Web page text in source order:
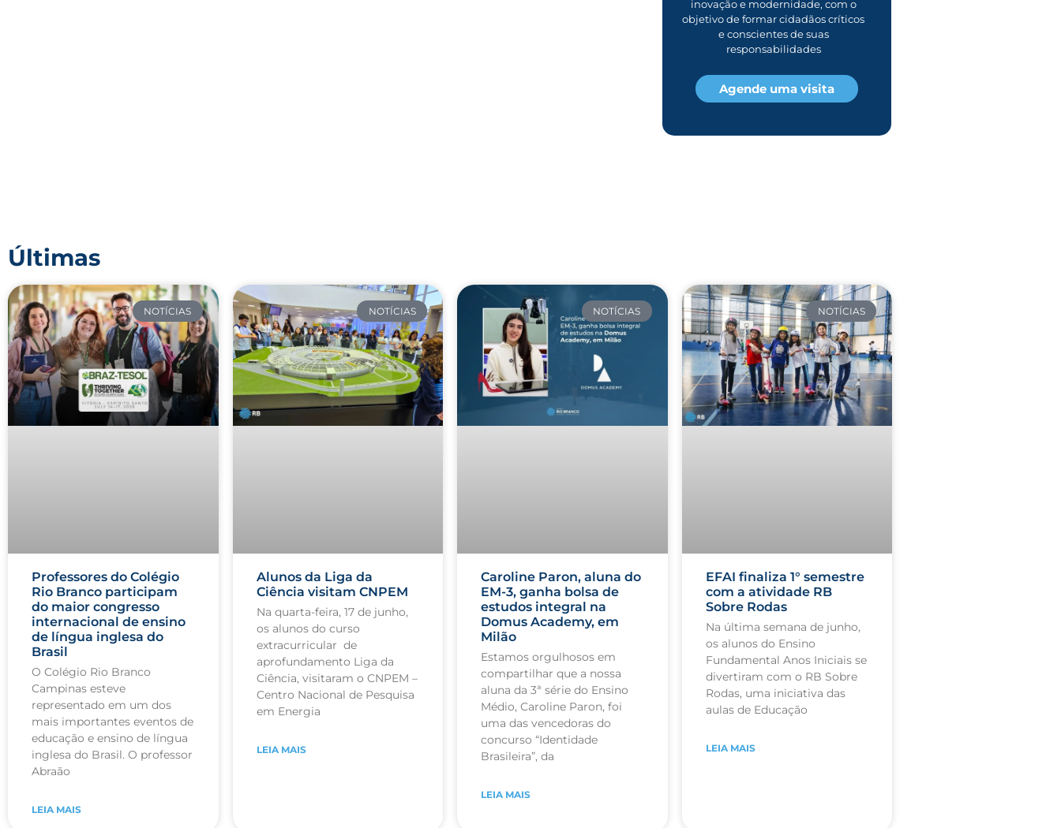
inovação e modernidade, com o
objetivo de formar cidadãos críticos
e conscientes de suas
responsabilidades
Agende uma visita
Últimas
NOTÍCIAS
Professores do Colégio
Rio Branco participam
do maior congresso
internacional de ensino
de língua inglesa do
Brasil
O Colégio Rio Branco
Campinas esteve
representado em um dos
mais importantes eventos de
educação e ensino de língua
inglesa do Brasil. O professor
Abraão
LEIA MAIS
NOTÍCIAS
Alunos da Liga da
Ciência visitam CNPEM
Na quarta-feira, 17 de junho,
os alunos do curso
extracurricular de
aprofundamento Liga da
Ciência, visitaram o CNPEM –
Centro Nacional de Pesquisa
em Energia
LEIA MAIS
NOTÍCIAS
Caroline Paron, aluna do
EM-3, ganha bolsa de
estudos integral na
Domus Academy, em
Milão
Estamos orgulhosos em
compartilhar que a nossa
aluna da 3ª série do Ensino
Médio, Caroline Paron, foi
uma das vencedoras do
concurso “Identidade
Brasileira”, da
LEIA MAIS
NOTÍCIAS
EFAI finaliza 1° semestre
com a atividade RB
Sobre Rodas
Na última semana de junho,
os alunos do Ensino
Fundamental Anos Iniciais se
divertiram com o RB Sobre
Rodas, uma iniciativa das
aulas de Educação
LEIA MAIS